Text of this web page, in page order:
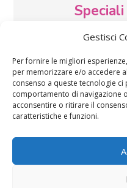
Gestisci
Per fornire le migliori
per memorizzare e/o accedere
consenso a queste tecnologie
comportamento di navigazione
acconsentire o ritirare il
caratteristiche e funzioni.
Vaccini